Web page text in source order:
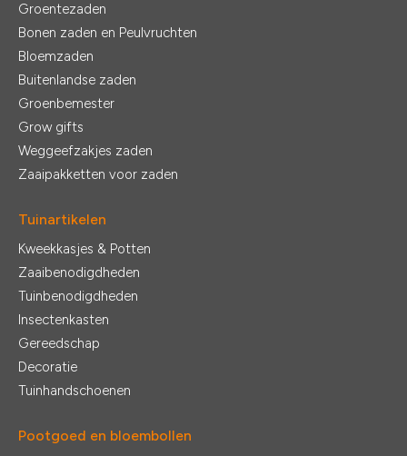
Groentezaden
Bonen zaden en Peulvruchten
Bloemzaden
Buitenlandse zaden
Groenbemester
Grow gifts
Weggeefzakjes zaden
Zaaipakketten voor zaden
Tuinartikelen
Kweekkasjes & Potten
Zaaibenodigdheden
Tuinbenodigdheden
Insectenkasten
Gereedschap
Decoratie
Tuinhandschoenen
Pootgoed en bloembollen